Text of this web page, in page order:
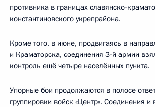
противника в границах славянско-
константиновского укрепрайона.
Кроме того, в июне, продвигаясь в
и Краматорска, соединения 3-й армии
контроль ещё четыре населённых пункта.
Упорные бои продолжаются в полосе
группировки войск «Центр». Соединения и